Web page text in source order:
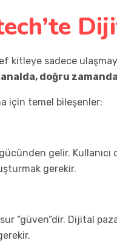
kitleye sadece
doğru zamanda
için temel bileşenler:
gelir.
gerekir.
“güven”dir. Dijital